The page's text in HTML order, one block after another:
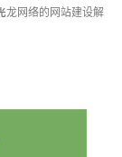
龙网络的网站建设解